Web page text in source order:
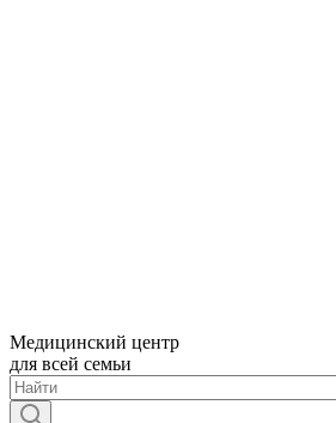
Медицинский центр
для всей семьи